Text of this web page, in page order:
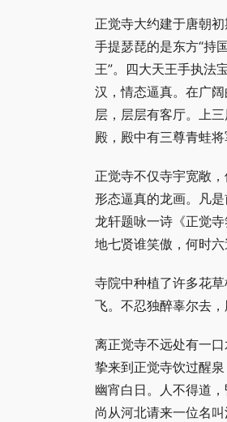
正觉寺大约建于唐朝
手提瑟琵的是东方“持
王”。四大天王手执法
汉，情态逼真。在广
层，层层有客厅。上
殿，殿中有三尊青蛙将
正觉寺不仅寺宇宽敞
形态逼真的龙画。凡
龙轩题咏一诗《正觉
地七贤谁笑傲，何时
寺院中种植了许多花
飞。不忍独醉辜尔去，
离正觉寺不远处有一
挚来到正觉寺饮过醒
幽宵白日。人不得道
尚从河北请来一位名